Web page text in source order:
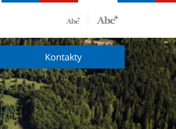
Kontakty